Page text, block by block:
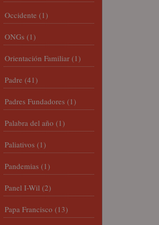
Occidente (1)
ONGs (1)
Orientación Familiar (1)
Padre (41)
Padres Fundadores (1)
Palabra del año (1)
Paliativos (1)
Pandemias (1)
Panel I-Wil (2)
Papa Francisco (13)